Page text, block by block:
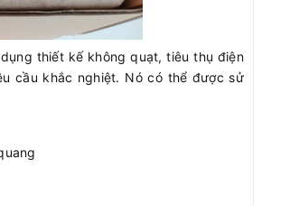
thiết kế không quạt, tiêu thụ điện
cầu khắc nghiệt. Nó có thể được sử